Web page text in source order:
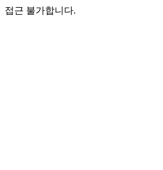
접근 불가합니다.